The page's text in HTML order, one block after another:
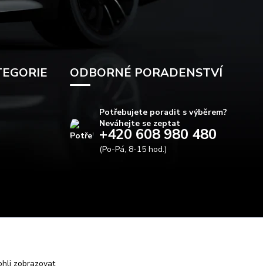
ODBORNÉ PORADENSTVÍ
Potřebujete poradit s výběrem?
Neváhejte se zeptat
+420 608 980 480
(Po-Pá, 8-15 hod.)
zobrazovat